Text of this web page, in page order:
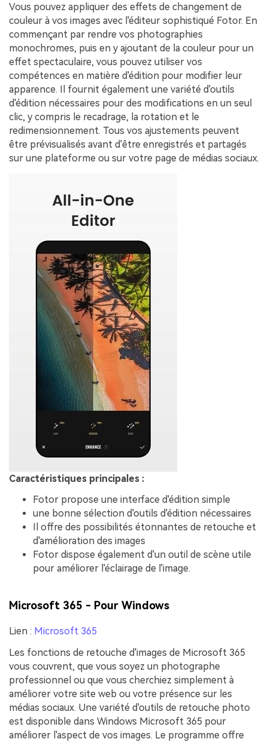
Vous pouvez appliquer des effets de changement de
couleur à vos images avec l'éditeur sophistiqué Fotor. En
commençant par rendre vos photographies
monochromes, puis en y ajoutant de la couleur pour un
effet spectaculaire, vous pouvez utiliser vos
compétences en matière d'édition pour modifier leur
apparence. Il fournit également une variété d'outils
d'édition nécessaires pour des modifications en un seul
clic, y compris le recadrage, la rotation et le
redimensionnement. Tous vos ajustements peuvent
être prévisualisés avant d'être enregistrés et partagés
sur une plateforme ou sur votre page de médias sociaux.
Caractéristiques principales :
Fotor propose une interface d'édition simple
une bonne sélection d'outils d'édition nécessaires
Il offre des possibilités étonnantes de retouche et
d'amélioration des images
Fotor dispose également d'un outil de scène utile
pour améliorer l'éclairage de l'image.
Microsoft 365 - Pour Windows
Lien : Microsoft 365
Les fonctions de retouche d'images de Microsoft 365
vous couvrent, que vous soyez un photographe
professionnel ou que vous cherchiez simplement à
améliorer votre site web ou votre présence sur les
médias sociaux. Une variété d'outils de retouche photo
est disponible dans Windows Microsoft 365 pour
améliorer l'aspect de vos images. Le programme offre